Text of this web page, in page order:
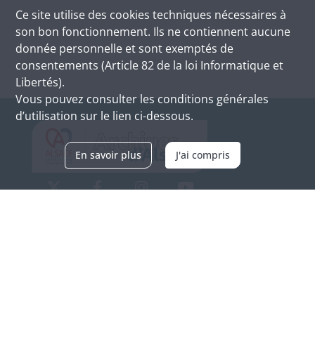
Ce site utilise des cookies techniques nécessaires à
son bon fonctionnement. Ils ne contiennent aucune
donnée personnelle et sont exemptés de
consentements (Article 82 de la loi Informatique et
Libertés).
Vous pouvez consulter les conditions générales
d’utilisation sur le lien ci-dessous.
En savoir plus J'ai compris